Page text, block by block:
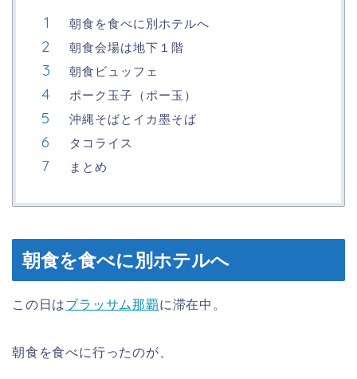
朝食を食べに別ホテルへ
朝食会場は地下１階
朝食ビュッフェ
ポーク玉子（ポー玉）
沖縄そばとイカ墨そば
タコライス
まとめ
朝食を食べに別ホテルへ
この日はブラッサム那覇に滞在中。
朝食を食べに行ったのが、